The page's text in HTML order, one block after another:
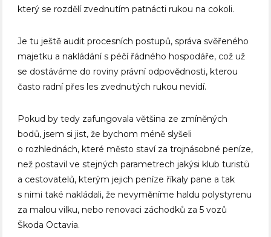
který se rozdělí zvednutím patnácti rukou na cokoli.
Je tu ještě audit procesních postupů, správa svěřeného
majetku a nakládání s péčí řádného hospodáře, což už
se dostáváme do roviny právní odpovědnosti, kterou
často radní přes les zvednutých rukou nevidí.
Pokud by tedy zafungovala většina ze zmíněných
bodů, jsem si jist, že bychom méně slyšeli
o rozhlednách, které město staví za trojnásobné peníze,
než postavil ve stejných parametrech jakýsi klub turistů
a cestovatelů, kterým jejich peníze říkaly pane a tak
s nimi také nakládali, že nevyměníme haldu polystyrenu
za malou vilku, nebo renovaci záchodků za 5 vozů
Škoda Octavia.